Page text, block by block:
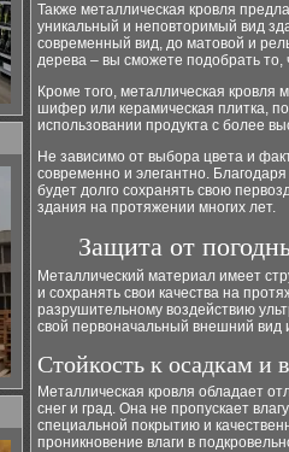
Также металлическая кровля
уникальный и неповторимый вид
современный вид, до матовой и
дерева – вы сможете подобрать
Кроме того, металлическая кровля
шифер или керамическая плитка,
использовании продукта с более
Не зависимо от выбора цвета и
современно и элегантно.
будет долго сохранять свою
здания на протяжении многих лет.
Защита от
Металлический материал имеет
и сохранять свои качества на
разрушительному воздействию
свой первоначальный внешний вид
Стойкость к осадкам и
Металлическая кровля обладает
снег и град. Она не пропускает
специальной покрытию и
проникновение влаги в